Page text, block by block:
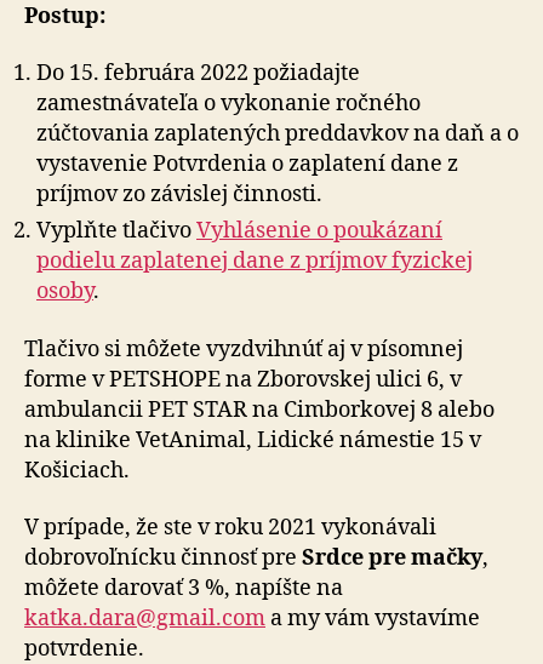
Postup:
Do 15. februára 2022 požiadajte
zamestnávateľa o vykonanie ročného
zúčtovania zaplatených preddavkov na daň a o
vystavenie Potvrdenia o zaplatení dane z
príjmov zo závislej činnosti.
Vyplňte tlačivoVyhlásenie o poukázaní
podielu zaplatenej dane z príjmov fyzickej
osoby.
Tlačivo si môžete vyzdvihnúť aj v písomnej
forme v PETSHOPE na Zborovskej ulici 6, v
ambulancii PET STAR na Cimborkovej 8 alebo
na klinike VetAnimal, Lidické námestie 15 v
Košiciach.
V prípade, že ste v roku 2021 vykonávali
dobrovoľnícku činnosť pre Srdce pre mačky,
môžete darovať 3 %, napíšte na
katka.dara@gmail.com a my vám vystavíme
potvrdenie.